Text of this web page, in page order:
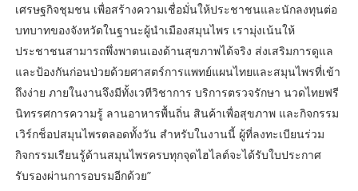
เศรษฐกิจชุมชน เพื่อสร้างความเชื่อมั่นให้ประชาชนและนักลงทุนต่อ
บทบาทของจังหวัดในฐานะผู้นำเมืองสมุนไพร เรามุ่งเน้นให้
ประชาชนสามารถพึ่งพาตนเองด้านสุขภาพได้จริง ส่งเสริมการดูแล
และป้องกันก่อนป่วยด้วยศาสตร์การแพทย์แผนไทยและสมุนไพรที่เข้า
ถึงง่าย ภายในงานจึงมีทั้งเวทีวิชาการ บริการตรวจรักษา นวดไทยฟรี
นิทรรศการความรู้ ลานอาหารพื้นถิ่น สินค้าเพื่อสุขภาพ และกิจกรรม
เวิร์กช็อปสมุนไพรตลอดทั้งวัน สำหรับในงานนี้ ผู้ที่ลงทะเบียนร่วม
กิจกรรมเรียนรู้ด้านสมุนไพรครบทุกจุดไฮไลต์จะได้รับใบประกาศ
รับรองผ่านการอบรมอีกด้วย”